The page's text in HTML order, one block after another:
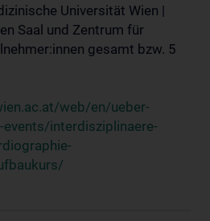
Universität Wien |
Saal und Zentrum für
gesamt bzw. 5
web/en/ueber-
interdisziplinaere-